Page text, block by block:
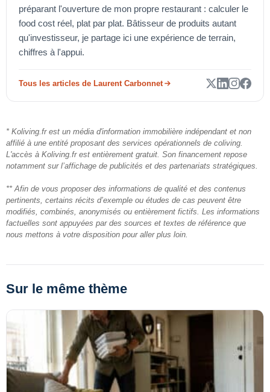
préparant l'ouverture de mon propre restaurant : calculer le
food cost réel, plat par plat. Bâtisseur de produits autant
qu'investisseur, je partage ici une expérience de terrain,
chiffres à l'appui.
Tous les articles de Laurent Carbonnet
* Koliving.fr est un média d'information immobilière indépendant et non
affilié à une entité proposant des services opérationnels de coliving.
L'accès à Koliving.fr est entièrement gratuit. Son financement repose
notamment sur l’affichage de publicités et des partenariats stratégiques.
** Afin de vous proposer des informations de qualité et des contenus
pertinents, certains récits d’exemple ou études de cas peuvent être
modifiés, combinés, anonymisés ou entièrement fictifs. Les informations
factuelles sont appuyées par des sources et textes de référence que
nous mettons à votre disposition pour aller plus loin.
Sur le même thème